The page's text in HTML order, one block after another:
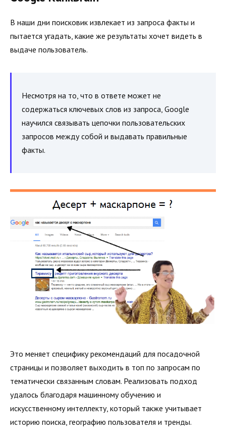
В наши дни поисковик извлекает из запроса факты и
пытается угадать, какие же результаты хочет видеть в
выдаче пользователь.
Несмотря на то, что в ответе может не
содержаться ключевых слов из запроса, Google
научился связывать цепочки пользовательских
запросов между собой и выдавать правильные
факты.
Это меняет специфику рекомендаций для посадочной
страницы и позволяет выходить в топ по запросам по
тематически связанным словам. Реализовать подход
удалось благодаря машинному обучению и
искусственному интеллекту, который также учитывает
историю поиска, географию пользователя и тренды.